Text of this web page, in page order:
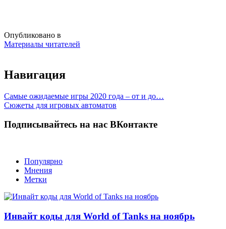
Опубликовано в
Материалы читателей
Навигация
Самые ожидаемые игры 2020 года – от и до…
Сюжеты для игровых автоматов
Подписывайтесь на нас ВКонтакте
Популярно
Мнения
Метки
Инвайт коды для World of Tanks на ноябрь